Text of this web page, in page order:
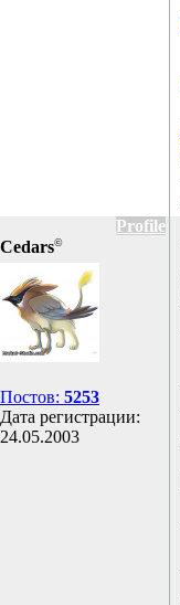
Profile
Cedars©
Постов: 5253
Дата регистрации:
24.05.2003